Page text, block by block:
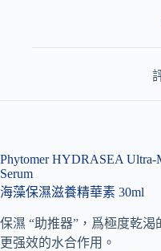
Phytomer HYDRASEA Ultra-
Serum
海藻保濕滋養精華素 30ml
保濕 “助推器”，爲極度乾渴
更强效的水合作用。